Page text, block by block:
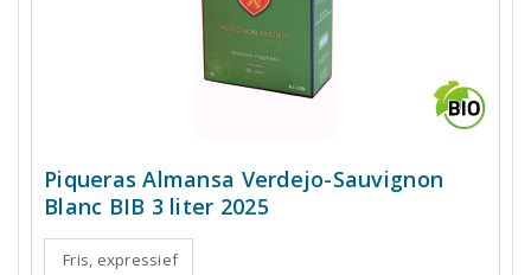
Piqueras Almansa Verdejo-Sauvignon
Blanc BIB 3 liter 2025
Fris, expressief